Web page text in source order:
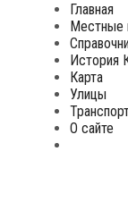
Главная
Местные
История
Карта
Улицы
О сайте